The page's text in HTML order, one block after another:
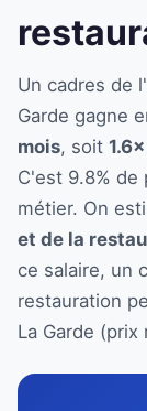
Un cadres de
Garde gagne
mois, soit
C'est 9.8% de
métier. On
et de la
ce salaire, un
restauration
La Garde